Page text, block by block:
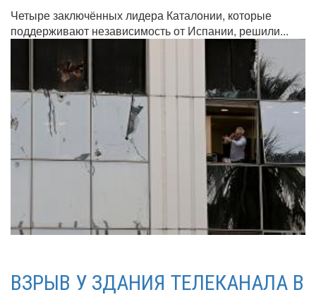
Четыре заключённых лидера Каталонии, которые
поддерживают независимость от Испании, решили...
ВЗРЫВ У ЗДАНИЯ ТЕЛЕКАНАЛА В